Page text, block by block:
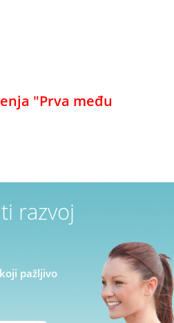
"Prva među
razvoj
pažljivo